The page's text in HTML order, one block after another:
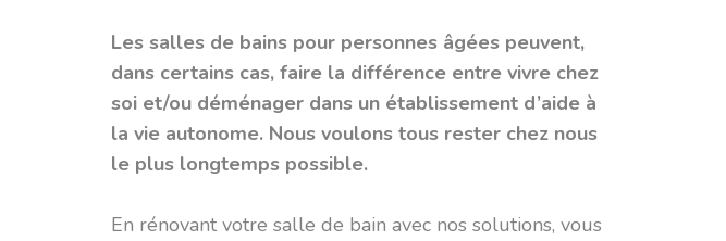
Les salles de bains pour personnes âgées peuvent,
dans certains cas, faire la différence entre vivre chez
soi et/ou déménager dans un établissement d’aide à
la vie autonome. Nous voulons tous rester chez nous
le plus longtemps possible.
En rénovant votre salle de bain avec nos solutions, vous